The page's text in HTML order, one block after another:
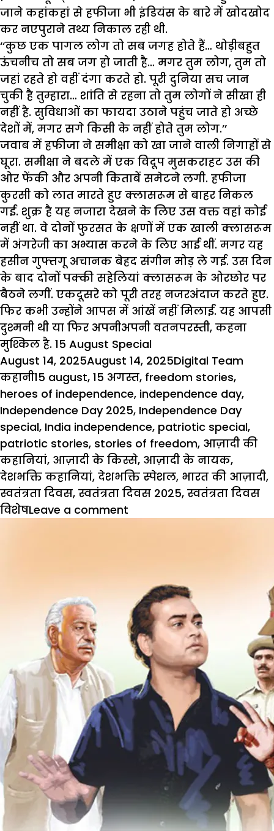
जाने कहांकहां से हफीजा भी इंडियंस के बारे में खोदखोद
कर नएपुराने तथ्य निकाल रही थी.
‘‘कुछ एक पागल लोग तो सब जगह होते हैं… थोड़ीबहुत
ऊंचनीच तो सब जग हो जाती है… मगर तुम लोग, तुम तो
जहां रहते हो वहीं दंगा करते हो. पूरी दुनिया सच जान
चुकी है तुम्हारा… शांति से रहना तो तुम लोगों ने सीखा ही
नहीं है. सुविधाओं का फायदा उठाने पहुंच जाते हो अच्छे
देशों में, मगर सगे किसी के नहीं होते तुम लोग.’’
जवाब में हफीजा ने समीक्षा को खा जाने वाली निगाहों से
घूरा. समीक्षा ने बदले में एक विदूप मुसकराहट उस की
ओर फेंकी और अपनी किताबें समेटने लगी. हफीजा
कुरसी को लात मारते हुए क्लासरूम से बाहर निकल
गई. शुक्र है यह नजारा देखने के लिए उस वक्त वहां कोई
नहीं था. वे दोनों फुरसत के क्षणों में एक खाली क्लासरूम
में अंगरेजी का अभ्यास करने के लिए आई थीं. मगर यह
हसीन गुफ्तगू अचानक बेहद संगीन मोड़ ले गई. उस दिन
के बाद दोनों पक्की सहेलियां क्लासरूम के ओरछोर पर
बैठने लगीं. एकदूसरे को पूरी तरह नजरअंदाज करते हुए.
फिर कभी उन्होंने आपस में आंखें नहीं मिलाईं. यह आपसी
दुश्मनी थी या फिर अपनीअपनी वतनपरस्ती, कहना
मुश्किल है. 15 August Special
Posted
on
August 14, 2025August 14, 2025Author
Digital Team
कहानीTags
15 august, 15 अगस्त, freedom stories,
heroes of independence, independence day,
Independence Day 2025, Independence Day
special, India independence, patriotic special,
patriotic stories, stories of freedom, आज़ादी की
कहानियां, आज़ादी के किस्से, आज़ादी के नायक,
देशभक्ति कहानियां, देशभक्ति स्पेशल, भारत की आज़ादी,
स्वतंत्रता दिवस, स्वतंत्रता दिवस 2025, स्वतंत्रता दिवस
विशेषLeave a comment
क्यों
समीक्षा
और
हफीजा
दोस्ती
दुश्मनी
बदल